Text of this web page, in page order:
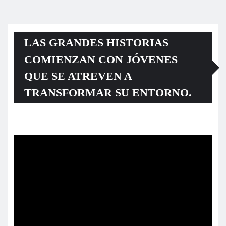
LAS GRANDES HISTORIAS
COMIENZAN CON JÓVENES
QUE SE ATREVEN A
TRANSFORMAR SU ENTORNO.